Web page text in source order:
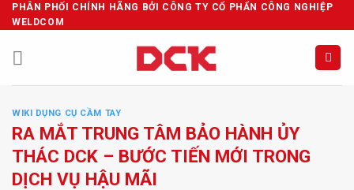
Skip
to
content
PHÂN PHỐI CHÍNH HÃNG BỞI CÔNG TY CỔ PHẨN CÔNG NGHIỆP
WELDCOM
WIKI DỤNG CỤ CẦM TAY
RA MẮT TRUNG TÂM BẢO HÀNH ỦY
THÁC DCK – BƯỚC TIẾN MỚI TRONG
DỊCH VỤ HẬU MÃI